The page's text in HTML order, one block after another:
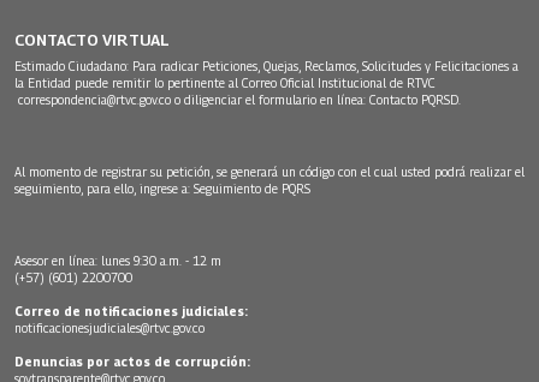
CONTACTO VIRTUAL
Estimado Ciudadano: Para radicar Peticiones, Quejas, Reclamos, Solicitudes y Felicitaciones a
la Entidad puede remitir lo pertinente al Correo Oficial Institucional de RTVC
correspondencia@rtvc.gov.co o diligenciar el formulario en línea: Contacto PQRSD.
Al momento de registrar su petición, se generará un código con el cual usted podrá realizar el
seguimiento, para ello, ingrese a: Seguimiento de PQRS
Asesor en línea: lunes 9:30 a.m. - 12 m
(+57) (601) 2200700
Correo de notificaciones judiciales:
notificacionesjudiciales@rtvc.gov.co
Denuncias por actos de corrupción:
soytransparente@rtvc.gov.co